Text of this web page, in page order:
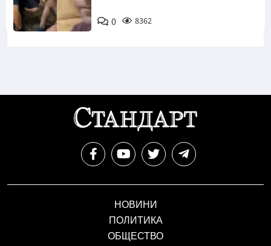
0 8362
НОВИНИ
ПОЛИТИКА
ОБЩЕСТВО